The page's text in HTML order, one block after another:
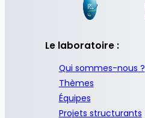
Le laboratoire :
Qui sommes-nous ?
Thèmes
Équipes
Projets structurants